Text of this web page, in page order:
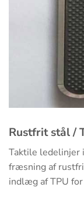
Rustfrit stål /
Taktile ledelinjer
fræsning af
indlæg af TPU